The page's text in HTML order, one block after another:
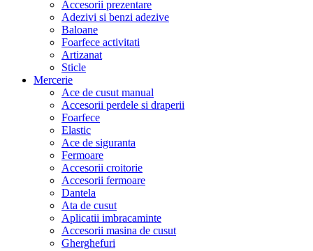
Accesorii prezentare
Adezivi si benzi adezive
Baloane
Foarfece activitati
Artizanat
Sticle
Mercerie
Ace de cusut manual
Accesorii perdele si draperii
Foarfece
Elastic
Ace de siguranta
Fermoare
Accesorii croitorie
Accesorii fermoare
Dantela
Ata de cusut
Aplicatii imbracaminte
Accesorii masina de cusut
Gherghefuri